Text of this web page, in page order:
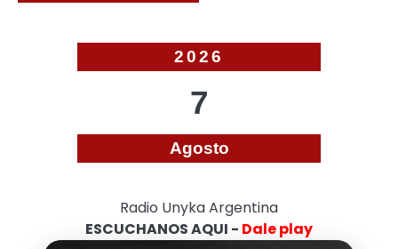
2026
7
Agosto
Radio Unyka Argentina
ESCUCHANOS AQUI - Dale play